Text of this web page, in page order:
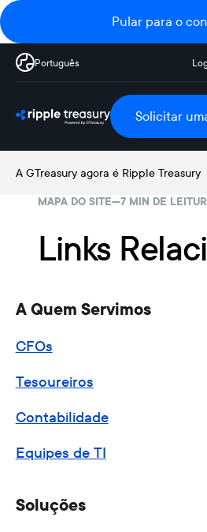
Pular para o
Português
Solicitar
A GTreasury agora é Ripple Treasury
MAPA DO SITE—7 MIN DE
Links
A Quem Servimos
CFOs
Tesoureiros
Contabilidade
Equipes de TI
Soluções